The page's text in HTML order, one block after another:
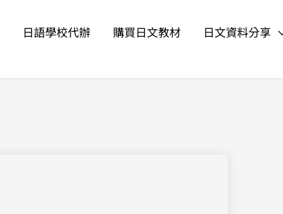
日語學校代辦 購買日文教材
日文資料分享